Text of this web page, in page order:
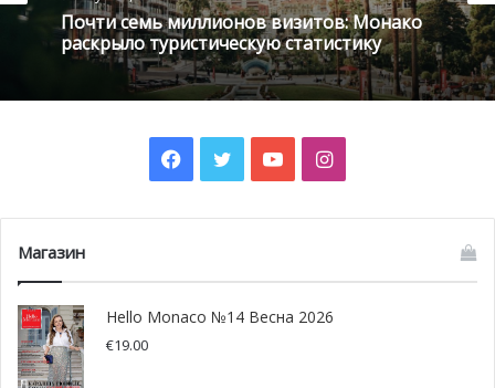
Фото: gouv.mc
Почти семь миллионов визитов: Монако
раскрыло туристическую статистику
Facebook
TwitterYouTubeInstagram
Магазин
Hello Monaco №14 Весна 2026
€19.00